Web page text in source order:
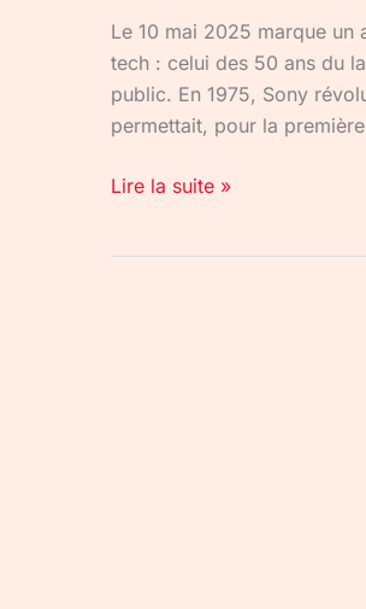
Le 10 mai 2025 marque un
tech : celui des 50 ans du
public. En 1975, Sony
permettait, pour la
Lire la suite »